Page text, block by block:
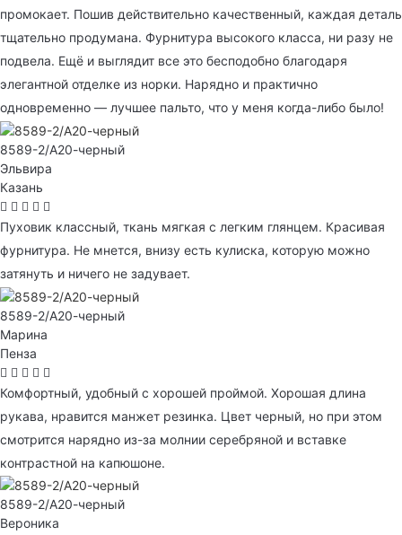
промокает. Пошив действительно качественный, каждая деталь
тщательно продумана. Фурнитура высокого класса, ни разу не
подвела. Ещё и выглядит все это бесподобно благодаря
элегантной отделке из норки. Нарядно и практично
одновременно — лучшее пальто, что у меня когда-либо было!
8589-2/А20-черный
Эльвира
Казань
Пуховик классный, ткань мягкая с легким глянцем. Красивая
фурнитура. Не мнется, внизу есть кулиска, которую можно
затянуть и ничего не задувает.
8589-2/А20-черный
Марина
Пенза
Комфортный, удобный с хорошей проймой. Хорошая длина
рукава, нравится манжет резинка. Цвет черный, но при этом
смотрится нарядно из-за молнии серебряной и вставке
контрастной на капюшоне.
8589-2/А20-черный
Вероника